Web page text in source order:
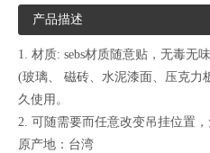
产品描述
1. 材质: sebs材质随意贴，无毒无
(玻璃、 磁砖、水泥漆面、压克力
久使用。
2. 可随需要而任意改变吊挂位置
原产地：台湾